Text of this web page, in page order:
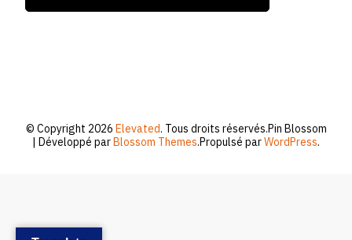
© Copyright 2026Elevated. Tous droits réservés.Pin Blossom
| Développé parBlossom Themes.Propulsé parWordPress.